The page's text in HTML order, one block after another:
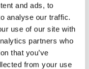
and ads, to
analyse our traffic.
use of our site with
partners who
that you’ve
from your use